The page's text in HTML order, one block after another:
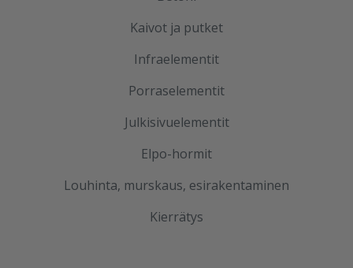
Kaivot ja putket
Infraelementit
Porraselementit
Julkisivuelementit
Elpo-hormit
Louhinta, murskaus, esirakentaminen
Kierrätys